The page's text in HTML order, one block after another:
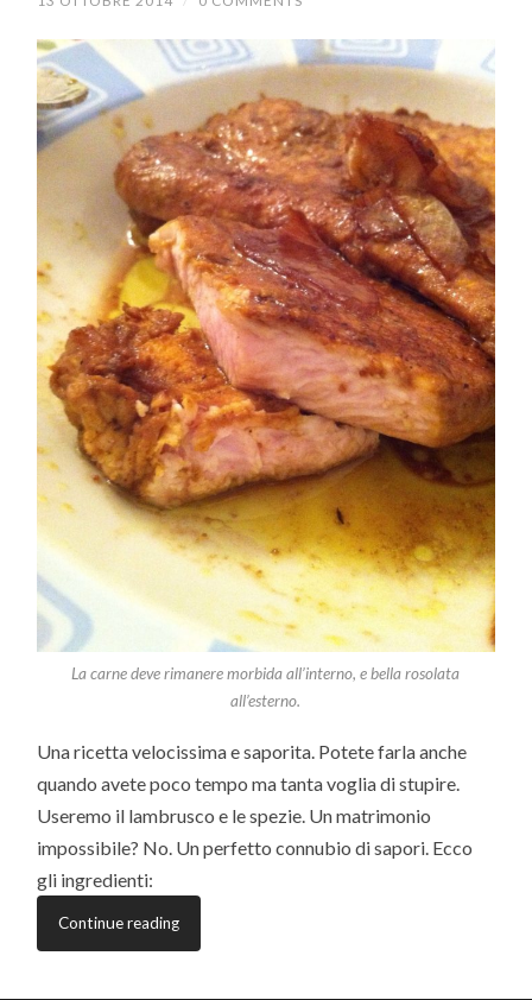
La carne deve rimanere morbida all’interno, e bella rosolata
all’esterno.
Una ricetta velocissima e saporita. Potete farla anche
quando avete poco tempo ma tanta voglia di stupire.
Useremo il lambrusco e le spezie. Un matrimonio
impossibile? No. Un perfetto connubio di sapori. Ecco
gli ingredienti:
Continue reading